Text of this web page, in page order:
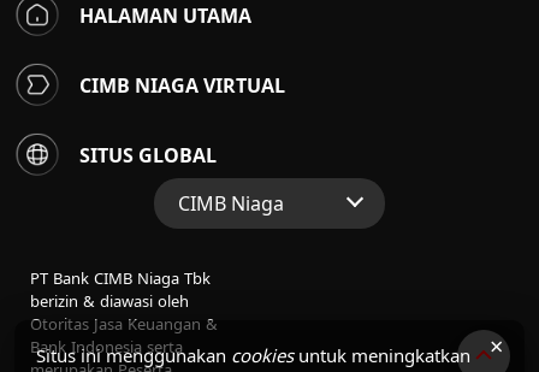
×
Situs ini menggunakan cookiesuntuk meningkatkan
HALAMAN UTAMA
CIMB NIAGA VIRTUAL
SITUS GLOBAL
CIMB Niaga
Perbankan Konsumen
Perbankan Syariah
PT Bank CIMB Niaga Tbk
berizin & diawasi oleh
Otoritas Jasa Keuangan &
Bank Indonesia serta